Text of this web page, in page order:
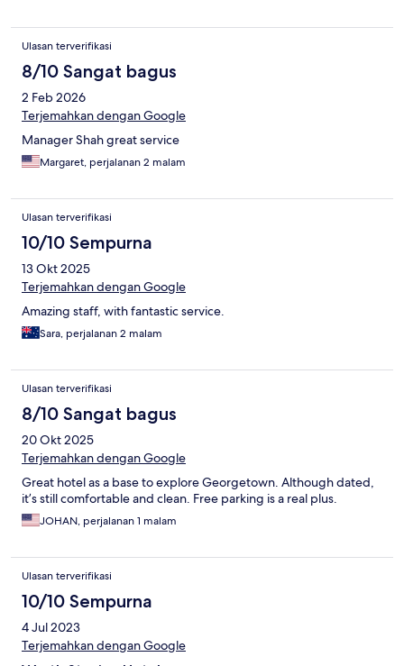
Ulasan terverifikasi
8/10 Sangat bagus
2 Feb 2026
Terjemahkan dengan Google
Manager Shah great service
Margaret, perjalanan 2 malam
Ulasan terverifikasi
10/10 Sempurna
13 Okt 2025
Terjemahkan dengan Google
Amazing staff, with fantastic service.
Sara, perjalanan 2 malam
Ulasan terverifikasi
8/10 Sangat bagus
20 Okt 2025
Terjemahkan dengan Google
Great hotel as a base to explore Georgetown. Although dated,
it’s still comfortable and clean. Free parking is a real plus.
JOHAN, perjalanan 1 malam
Ulasan terverifikasi
10/10 Sempurna
4 Jul 2023
Terjemahkan dengan Google